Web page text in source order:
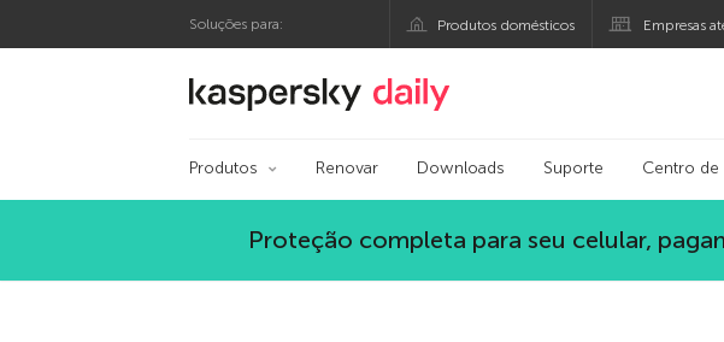
Soluções para: Produtos domésticos Empresas
Blog oficial da Kaspersky
Produtos Renovar Downloads Suporte Centro
Proteção completa para seu celular,